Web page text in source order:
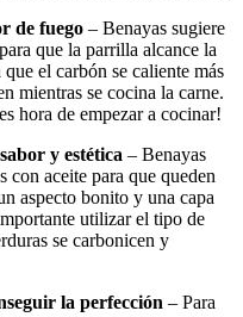
de fuego – Benayas sugiere
que la parrilla alcance la
el carbón se caliente más
mientras se cocina la carne.
hora de empezar a cocinar!
y estética – Benayas
con aceite para que queden
aspecto bonito y una capa
utilizar el tipo de
se carbonicen y
la perfección – Para